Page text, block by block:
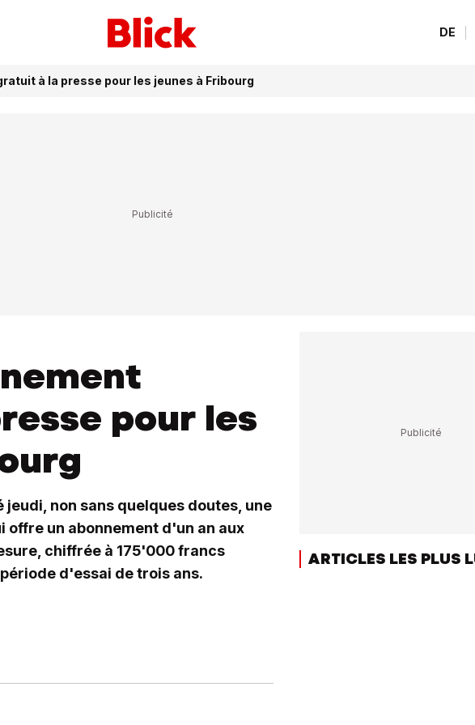
DE
à la presse pour les jeunes à Fribourg
pour les
non sans quelques doutes, une
offre un abonnement d'un an aux
chiffrée à 175'000 francs
d'essai de trois ans.
ARTICLES LES PLUS